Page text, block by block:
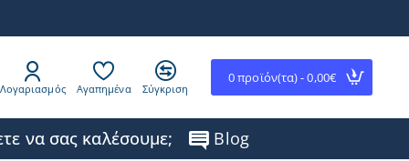
Λογαριασμός Αγαπημένα Σύγκριση
0 προϊόν(τα) - 0,00€
να σας καλέσουμε; Blog